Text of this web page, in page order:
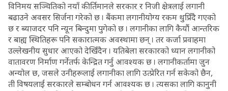
विनिमय सञ्चितिको नयाँ कीर्तिमानले सरकार र निजी क्षेत्रलाई लगानी
बढाउने अवसर सिर्जना गरेको छ । बैंकमा लगानीयोग्य रकम थुप्रिँदै गएको
छ र ब्याजदर पनि न्यून बिन्दुमा पुगेको छ । लगानीका लागि कैयौं आन्तरिक
र बाह्य स्थितिहरू पनि सकारात्मक अवस्थामा छन् । तर कर्जा प्रवाहमा
उल्लेखनीय सुधार आएको देखिँदैन । यतिबेला सरकारको ध्यान लगानीको
वातावरण निर्माण गर्नेतर्फ केन्द्रित गर्नु आवश्यक छ । लगानीकर्तामा जुन
अन्योल छ, जसले उनीहरूलाई लगानीका लागि उत्प्रेरित गर्न सकेको छैन,
ती विषयलाई सरकारले सम्बोधन गर्न आवश्यक छ । त्यसका लागि कानुनी